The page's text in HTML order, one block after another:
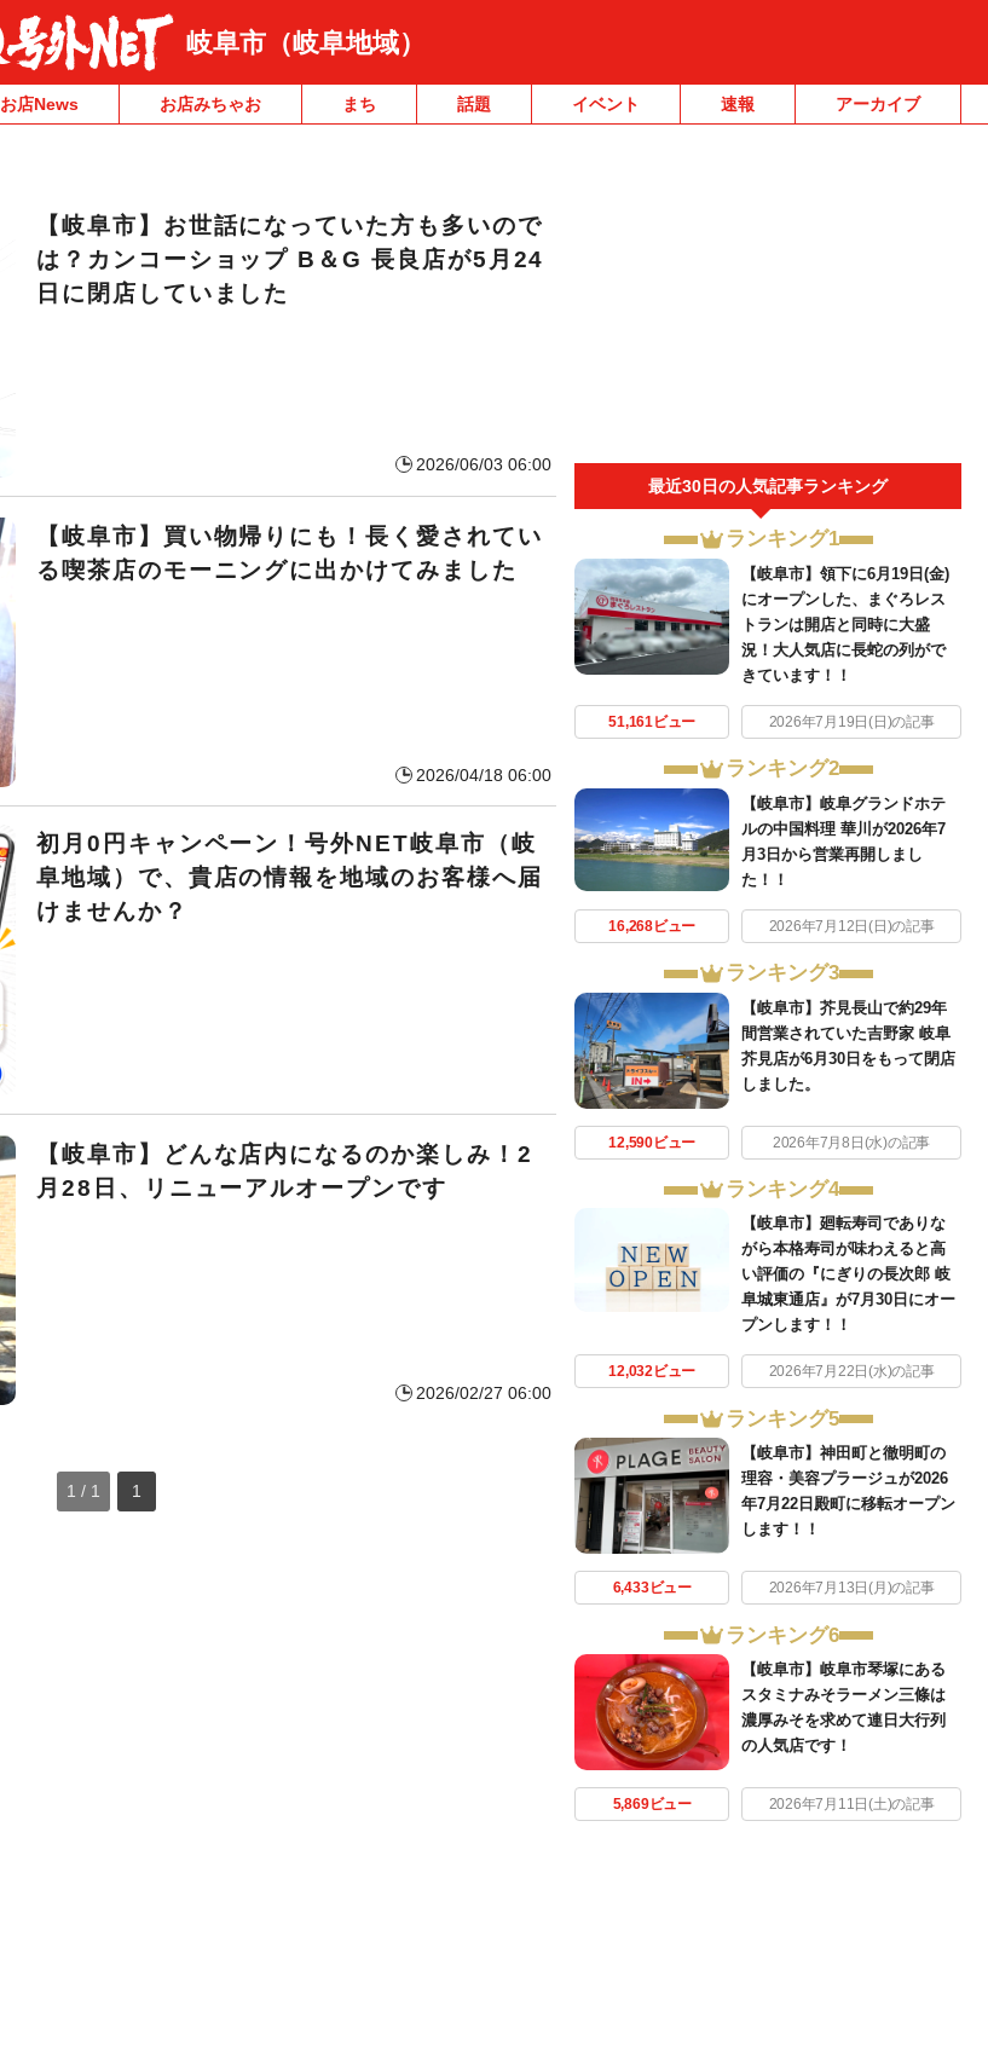
岐阜市（岐阜地域）
お店News お店みちゃお まち 話題 イベント 速報 アーカイブ
【岐阜市】お世話になっていた方も多いので
は？カンコーショップ B＆G 長良店が5月24
日に閉店していました
2026/06/03 06:00
【岐阜市】買い物帰りにも！長く愛されてい
る喫茶店のモーニングに出かけてみました
2026/04/18 06:00
初月0円キャンペーン！号外NET岐阜市（岐
阜地域）で、貴店の情報を地域のお客様へ届
けませんか？
【岐阜市】どんな店内になるのか楽しみ！2
月28日、リニューアルオープンです
2026/02/27 06:00
1 / 1 1
最近30日の人気記事ランキング
ランキング1
【岐阜市】領下に6月19日(金)
にオープンした、まぐろレス
トランは開店と同時に大盛
況！大人気店に長蛇の列がで
きています！！
51,161ビュー 2026年7月19日(日)の記事
ランキング2
【岐阜市】岐阜グランドホテ
ルの中国料理 華川が2026年7
月3日から営業再開しまし
た！！
16,268ビュー 2026年7月12日(日)の記事
ランキング3
【岐阜市】芥見長山で約29年
間営業されていた吉野家 岐阜
芥見店が6月30日をもって閉店
しました。
12,590ビュー 2026年7月8日(水)の記事
ランキング4
【岐阜市】廻転寿司でありな
がら本格寿司が味わえると高
い評価の『にぎりの長次郎 岐
阜城東通店』が7月30日にオー
プンします！！
12,032ビュー 2026年7月22日(水)の記事
ランキング5
【岐阜市】神田町と徹明町の
理容・美容プラージュが2026
年7月22日殿町に移転オープン
します！！
6,433ビュー 2026年7月13日(月)の記事
ランキング6
【岐阜市】岐阜市琴塚にある
スタミナみそラーメン三條は
濃厚みそを求めて連日大行列
の人気店です！
5,869ビュー 2026年7月11日(土)の記事